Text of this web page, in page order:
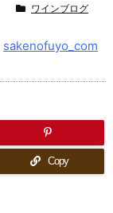
ワインブログ
sakenofuyo_com
Copy